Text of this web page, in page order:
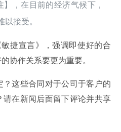
】，在目前的经济气候下，
接受。
捷宣言》，强调即使好的合
协作关系要更为重要。
这些合同对于公司于客户的
请在新闻后面留下评论并共享